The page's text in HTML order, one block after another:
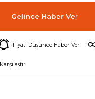
Gelince Haber Ver
Fiyatı Düşünce Haber Ver
Karşılaştır